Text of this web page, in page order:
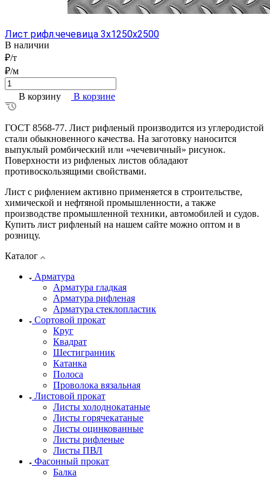
Лист рифл.чечевица 3x1250x2500
В наличии
₽/т
₽/м
В корзину В корзине
ГОСТ 8568-77. Лист рифленый производится из углеродистой
стали обыкновенного качества. На заготовку наносится
выпуклый ромбический или «чечевичный» рисунок.
Поверхности из рифленых листов обладают
противоскользящими свойствами.
Лист с рифлением активно применяется в строительстве,
химической и нефтяной промышленности, а также
производстве промышленной техники, автомобилей и судов.
Купить лист рифленый на нашем сайте можно оптом и в
розницу.
Каталог
Арматура
Арматура гладкая
Арматура рифленая
Арматура стеклопластик
Сортовой прокат
Круг
Квадрат
Шестигранник
Катанка
Полоса
Проволока вязальная
Листовой прокат
Листы холоднокатаные
Листы горячекатаные
Листы оцинкованные
Листы рифленые
Листы ПВЛ
Фасонный прокат
Балка